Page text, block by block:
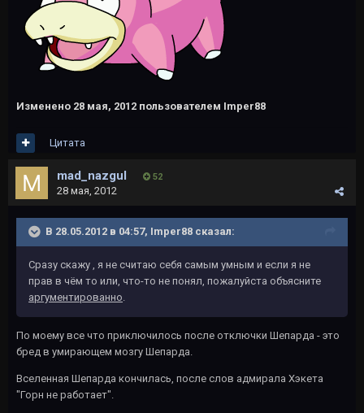
Изменено 28 мая, 2012 пользователем Imper88
Цитата
mad_nazgul 52
28 мая, 2012
В 28.05.2012 в 04:57, Imper88 сказал:
Сразу скажу , я не считаю себя самым умным и если я не
прав в чём то или, что-то не понял, пожалуйста объясните
аргументированно.
По моему все что приключилось после отключки Шепарда - это
бред в умирающем мозгу Шепарда.
Вселенная Шепарда кончилась, после слов адмирала Хэкета
"Горн не работает".